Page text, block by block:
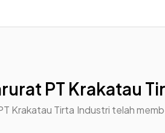
PT Krakatau
Krakatau Tirta Industri telah